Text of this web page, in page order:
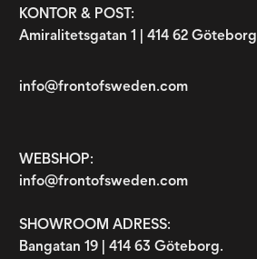
KONTOR & POST:
Amiralitetsgatan 1 | 414 62 Göteborg
info@frontofsweden.com
WEBSHOP:
info@frontofsweden.com
SHOWROOM ADRESS:
Bangatan 19 | 414 63 Göteborg.